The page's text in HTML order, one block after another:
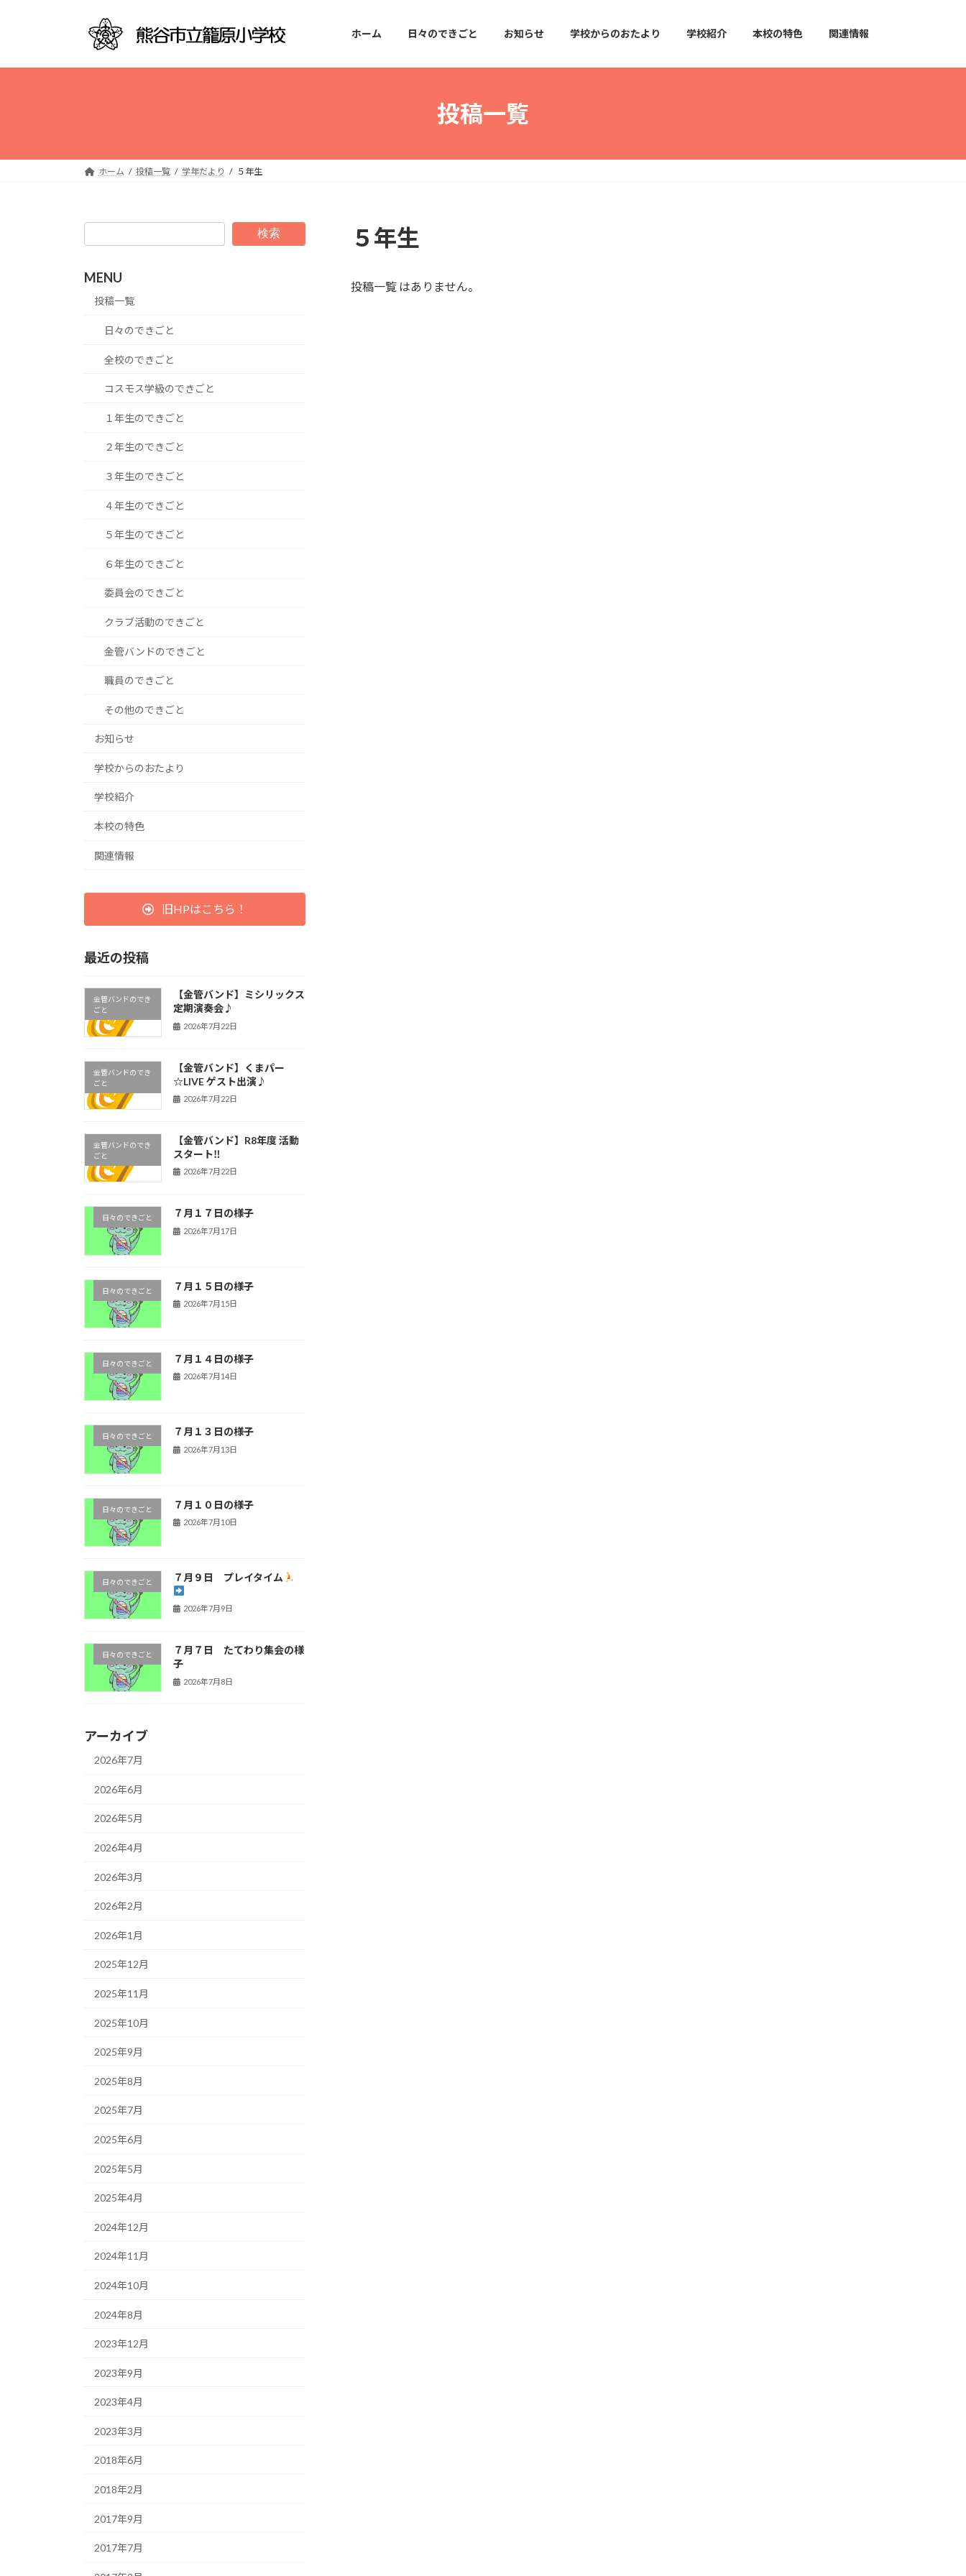
プ
動
ホーム 日々のできごと お知らせ 学校からのおたより 学校紹介 本校の特色 関連情報
投稿一覧
ホーム 投稿一覧 学年だより ５年生
５年生
投稿一覧 はありません。
検索
MENU
投稿一覧
日々のできごと
全校のできごと
コスモス学級のできごと
１年生のできごと
２年生のできごと
３年生のできごと
４年生のできごと
５年生のできごと
６年生のできごと
委員会のできごと
クラブ活動のできごと
金管バンドのできごと
職員のできごと
その他のできごと
お知らせ
学校からのおたより
学校紹介
本校の特色
関連情報
旧HPはこちら！
最近の投稿
金管バンドのでき
ごと
【金管バンド】ミシリックス
定期演奏会♪
2026年7月22日
金管バンドのでき
ごと
【金管バンド】くまパー
☆LIVE ゲスト出演♪
2026年7月22日
金管バンドのでき
ごと
【金管バンド】R8年度 活動
スタート‼︎
2026年7月22日
日々のできごと ７月１７日の様子
2026年7月17日
日々のできごと ７月１５日の様子
2026年7月15日
日々のできごと ７月１４日の様子
2026年7月14日
日々のできごと ７月１３日の様子
2026年7月13日
日々のできごと ７月１０日の様子
2026年7月10日
日々のできごと ７月９日 プレイタイム
2026年7月9日
日々のできごと
７月７日 たてわり集会の様
子
2026年7月8日
アーカイブ
2026年7月
2026年6月
2026年5月
2026年4月
2026年3月
2026年2月
2026年1月
2025年12月
2025年11月
2025年10月
2025年9月
2025年8月
2025年7月
2025年6月
2025年5月
2025年4月
2024年12月
2024年11月
2024年10月
2024年8月
2023年12月
2023年9月
2023年4月
2023年3月
2018年6月
2018年2月
2017年9月
2017年7月